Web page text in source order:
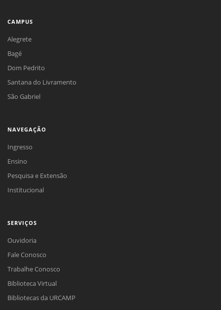
CAMPUS
Alegrete
Bagé
Dom Pedrito
Santana do Livramento
São Gabriel
NAVEGAÇÃO
Ingresso
Ensino
Pesquisa e Extensão
Institucional
SERVIÇOS
Ouvidoria
Fale Conosco
Trabalhe Conosco
Biblioteca Virtual
Bibliotecas da URCAMP